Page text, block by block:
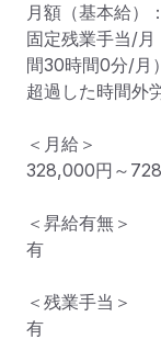
月額（基本給）
固定残業手当/
間30時間0分/月）
超過した時間外
＜月給＞
328,000円～
＜昇給有無＞
有
＜残業手当＞
有